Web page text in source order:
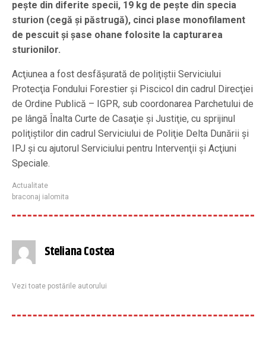
peşte din diferite specii, 19 kg de peşte din specia
sturion (cegă şi păstrugă), cinci plase monofilament
de pescuit şi şase ohane folosite la capturarea
sturionilor.
Acţiunea a fost desfăşurată de poliţiştii Serviciului
Protecţia Fondului Forestier şi Piscicol din cadrul Direcţiei
de Ordine Publică – IGPR, sub coordonarea Parchetului de
pe lângă Înalta Curte de Casaţie şi Justiţie, cu sprijinul
poliţiştilor din cadrul Serviciului de Poliţie Delta Dunării şi
IPJ şi cu ajutorul Serviciului pentru Intervenţii şi Acţiuni
Speciale.
Actualitate
braconaj ialomita
Steliana Costea
Vezi toate postările autorului